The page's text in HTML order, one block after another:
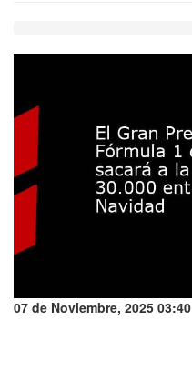
07 de Noviembre, 2025 03:40